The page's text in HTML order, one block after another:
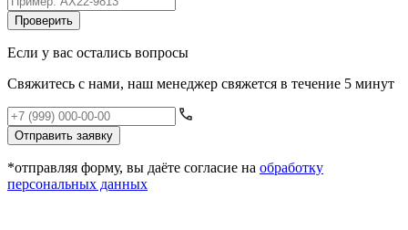
Проверить
Если у вас остались вопросы
Свяжитесь с нами, наш менеджер свяжется в течение 5 минут
Отправить заявку
*отправляя форму, вы даёте согласие на обработку
персональных данных